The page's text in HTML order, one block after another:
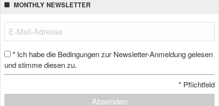
MONTHLY NEWSLETTER
* Ich habe die Bedingungen zur Newsletter-Anmeldung gelesen
und stimme diesen zu.
* Pflichtfeld
Absenden